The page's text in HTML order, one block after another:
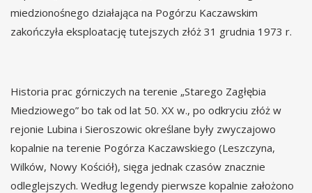
miedzionośnego działająca na Pogórzu Kaczawskim
zakończyła eksploatację tutejszych złóż 31 grudnia 1973 r.
Historia prac górniczych na terenie „Starego Zagłębia
Miedziowego” bo tak od lat 50. XX w., po odkryciu złóż w
rejonie Lubina i Sieroszowic określane były zwyczajowo
kopalnie na terenie Pogórza Kaczawskiego (Leszczyna,
Wilków, Nowy Kościół), sięga jednak czasów znacznie
odleglejszych. Według legendy pierwsze kopalnie założono